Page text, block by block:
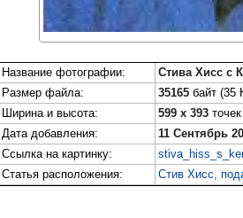
Название фотографии:
Стива Хисс с
Размер файла:
35165 байт (35
Ширина и высота:
599 x 393 точек
Дата добавления:
11 Сентябрь
Ссылка на картинку:
Статья расположения:
Стив Хисс,